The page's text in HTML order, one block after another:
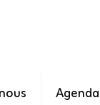
Agenda